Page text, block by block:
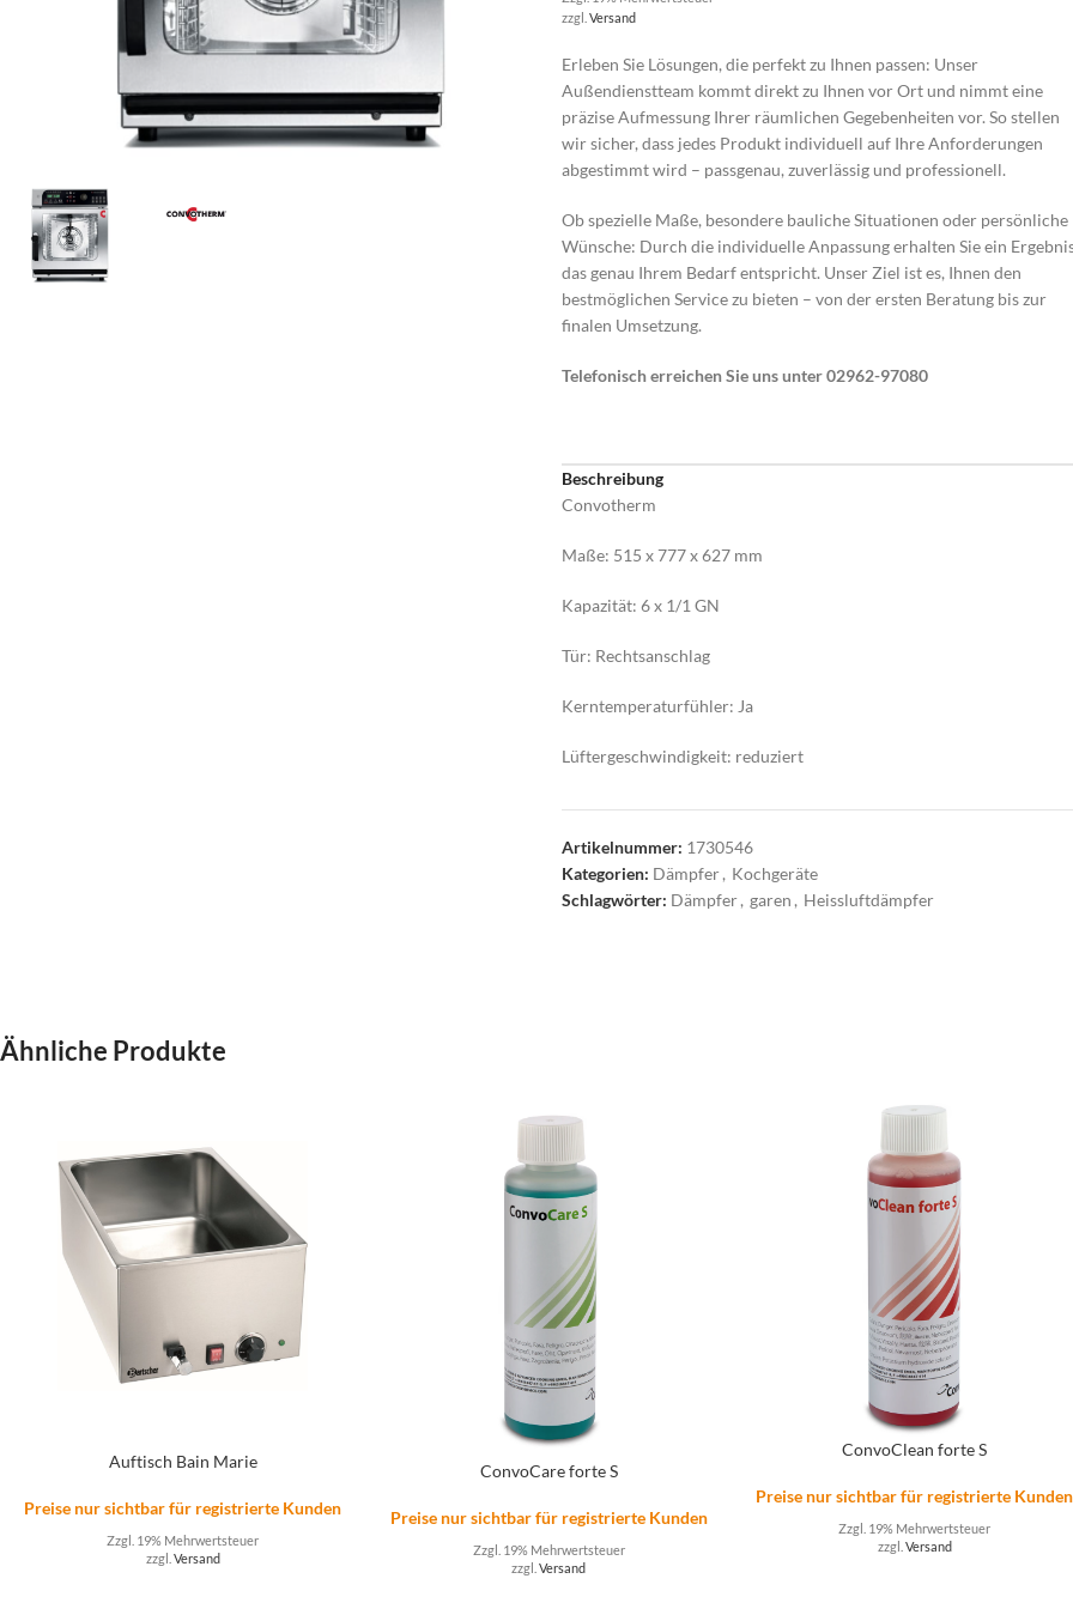
zzgl.Versand
Erleben Sie Lösungen, die perfekt zu Ihnen passen: Unser
Außendienstteam kommt direkt zu Ihnen vor Ort und nimmt eine
präzise Aufmessung Ihrer räumlichen Gegebenheiten vor. So stellen
wir sicher, dass jedes Produkt individuell auf Ihre Anforderungen
abgestimmt wird – passgenau, zuverlässig und professionell.
Ob spezielle Maße, besondere bauliche Situationen oder persönliche
Wünsche: Durch die individuelle Anpassung erhalten Sie ein
das genau Ihrem Bedarf entspricht. Unser Ziel ist es, Ihnen den
bestmöglichen Service zu bieten – von der ersten Beratung bis zur
finalen Umsetzung.
Telefonisch erreichen Sie uns unter 02962-97080
Beschreibung
Convotherm
Maße: 515 x 777 x 627 mm
Kapazität: 6 x 1/1 GN
Tür: Rechtsanschlag
Kerntemperaturfühler: Ja
Lüftergeschwindigkeit: reduziert
Artikelnummer: 1730546
Kategorien: Dämpfer, Kochgeräte
Schlagwörter: Dämpfer, garen , Heissluftdämpfer
Ähnliche Produkte
Auftisch Bain Marie
Preise nur sichtbar für registrierte Kunden
Zzgl. 19% Mehrwertsteuer
zzgl. Versand
ConvoCare forte S
Preise nur sichtbar für registrierte Kunden
Zzgl. 19% Mehrwertsteuer
zzgl.Versand
ConvoClean forte S
Preise nur sichtbar für registrierte Kunden
Zzgl. 19% Mehrwertsteuer
zzgl. Versand